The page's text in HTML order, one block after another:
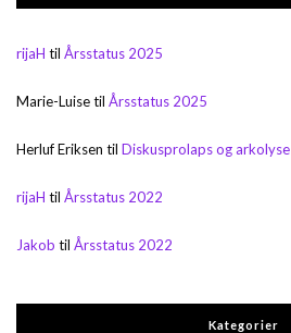
rijaH til Årsstatus 2025
Marie-Luisetil Årsstatus 2025
Herluf Eriksen til Diskusprolaps og arkolyse
rijaH til Årsstatus 2022
Jakob til Årsstatus 2022
Kategorier